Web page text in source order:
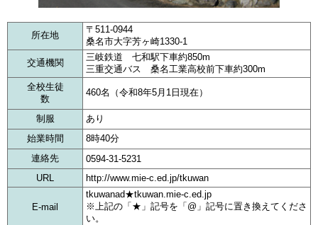
所在地
〒511-0944
桑名市大字芳ヶ崎1330-1
交通機関
三岐鉄道 七和駅下車約850m
三重交通バス 桑名工業高校前下車約300m
全校生徒
数
460名（令和8年5月1日現在）
制服
あり
始業時間
8時40分
連絡先
0594-31-5231
URL
http://www.mie-c.ed.jp/tkuwan
E-mail
tkuwanad★tkuwan.mie-c.ed.jp
※上記の「★」記号を「@」記号に置き換えてくださ
い。